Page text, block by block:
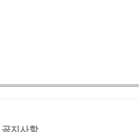
공지사항